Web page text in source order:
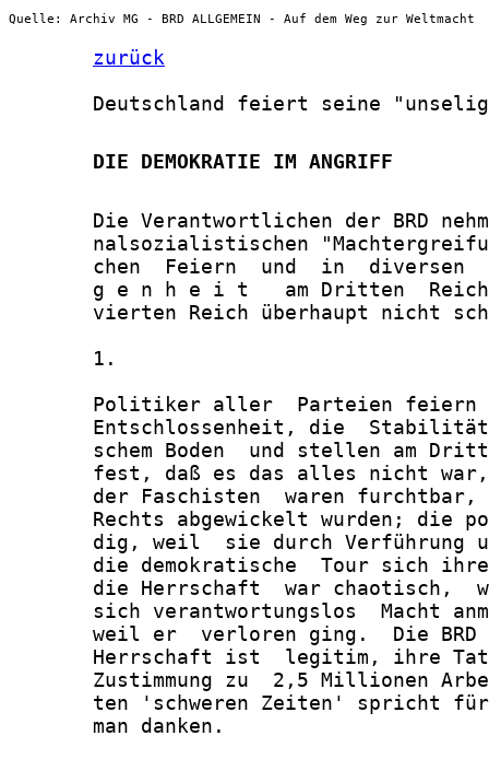
Quelle: Archiv MG - BRD ALLGEMEIN - Auf dem Weg zur Weltmacht
zurück
Deutschland feiert seine
       DIE DEMOKRATIE IM ANGRIFF
Die Verantwortlichen der BRD
nalsozialistischen
chen  Feiern  und  in  diversen
g e n h e i t   am Dritten
vierten Reich überhaupt nicht
       1.
Politiker aller  Parteien
Entschlossenheit, die
schem Boden  und stellen am
fest, daß es das alles nicht
der Faschisten  waren
Rechts abgewickelt wurden; die
dig, weil  sie durch Verführung
die demokratische  Tour sich
die Herrschaft  war chaotisch,
sich verantwortungslos  Macht
weil er  verloren ging.  Die
Herrschaft ist  legitim, ihre
Zustimmung zu  2,5 Millionen
ten 'schweren Zeiten' spricht
       man danken.